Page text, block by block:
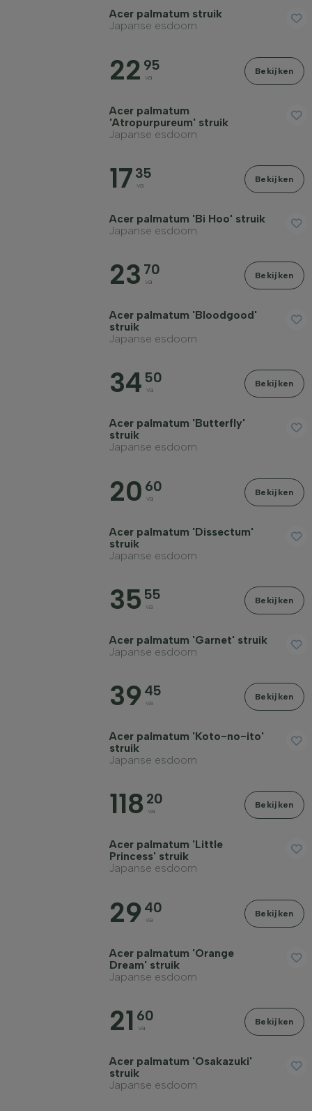
Acer palmatum struik
Japanse esdoorn
22 95
va
Bekijken
Acer palmatum
'Atropurpureum' struik
Japanse esdoorn
17 35
va
Bekijken
Acer palmatum 'Bi Hoo' struik
Japanse esdoorn
23 70
va
Bekijken
Acer palmatum 'Bloodgood'
struik
Japanse esdoorn
34 50
va
Bekijken
Acer palmatum 'Butterfly'
struik
Japanse esdoorn
20 60
va
Bekijken
Acer palmatum 'Dissectum'
struik
Japanse esdoorn
35 55
va
Bekijken
Acer palmatum 'Garnet' struik
Japanse esdoorn
39 45
va
Bekijken
Acer palmatum 'Koto-no-ito'
struik
Japanse esdoorn
118 20
va
Bekijken
Acer palmatum 'Little
Princess' struik
Japanse esdoorn
29 40
va
Bekijken
Acer palmatum 'Orange
Dream' struik
Japanse esdoorn
21 60
va
Bekijken
Acer palmatum 'Osakazuki'
struik
Japanse esdoorn